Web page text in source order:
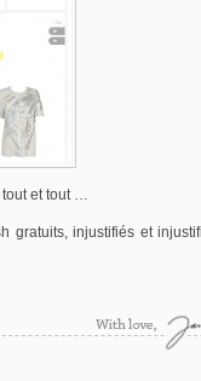
tout et tout …
gratuits, injustifiés et